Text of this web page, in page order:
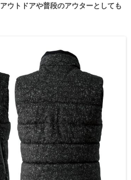
アウトドアや普段のアウターとしても